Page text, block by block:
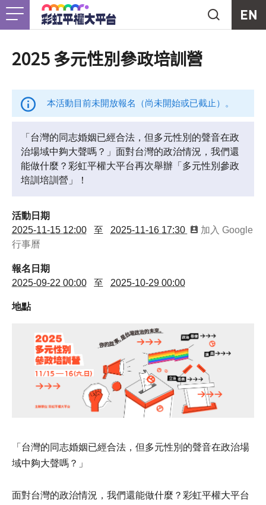
首頁
關於我們
最新消息
工作計畫
未竟之事
支持我們
演講邀約
Jump to Main content
2025 多元性別參政培訓營
本活動目前未開放報名（尚未開始或已截止）。
「台灣的同志婚姻已經合法，但多元性別的聲音在政
治場域中夠大聲嗎？」面對台灣的政治情況，我們還
能做什麼？彩虹平權大平台再次舉辦「多元性別參政
培訓培訓營」！
活動日期
2025-11-15 12:00 至 2025-11-16 17:30
加入 Google
行事曆
報名日期
2025-09-22 00:00 至 2025-10-29 00:00
地點
「台灣的同志婚姻已經合法，但多元性別的聲音在政治場
域中夠大聲嗎？」
面對台灣的政治情況，我們還能做什麼？彩虹平權大平台